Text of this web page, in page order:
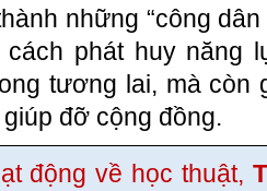
những “công
phát huy năng
tương lai, mà còn
đỡ cộng đồng.
động về học thuật,